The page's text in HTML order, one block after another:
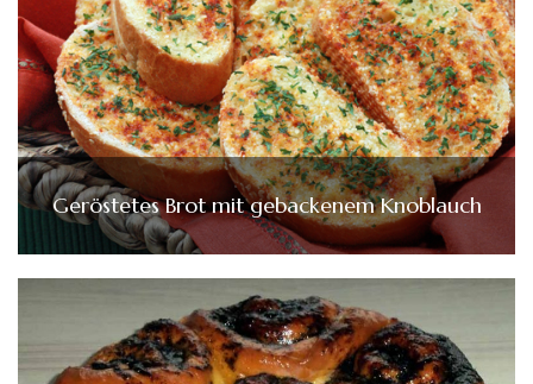
Geröstetes Brot mit gebackenem Knoblauch